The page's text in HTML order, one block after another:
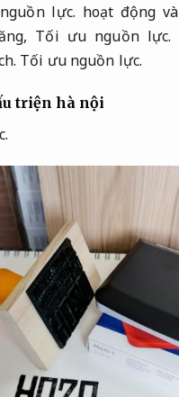
lực. hoạt động
Tối ưu nguồn lực.
Tối ưu nguồn lực.
triện hà nội